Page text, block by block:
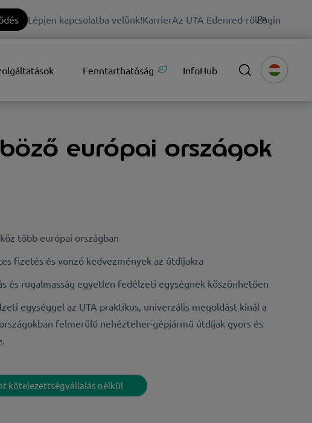
Lépjen kapcsolatba velünk!KarrierAz UTA Edenred-rőlLogin
Fenntarthatóság InfoHub
európai országok
több európai országban
fizetés és vonzó kedvezmények az útdíjakra
és rugalmasság egyetlen fedélzeti egységnek köszönhetően
egységgel az UTA praktikus, univerzális megoldást kínál a
felmerülő nehézteher-gépjármű útdíjak gyors és
kötelezettségvállalás nélkül